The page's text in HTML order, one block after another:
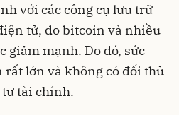
với các công cụ lưu trữ
tử, do bitcoin và nhiều
giảm mạnh. Do đó, sức
rất lớn và không có đối thủ
tài chính.